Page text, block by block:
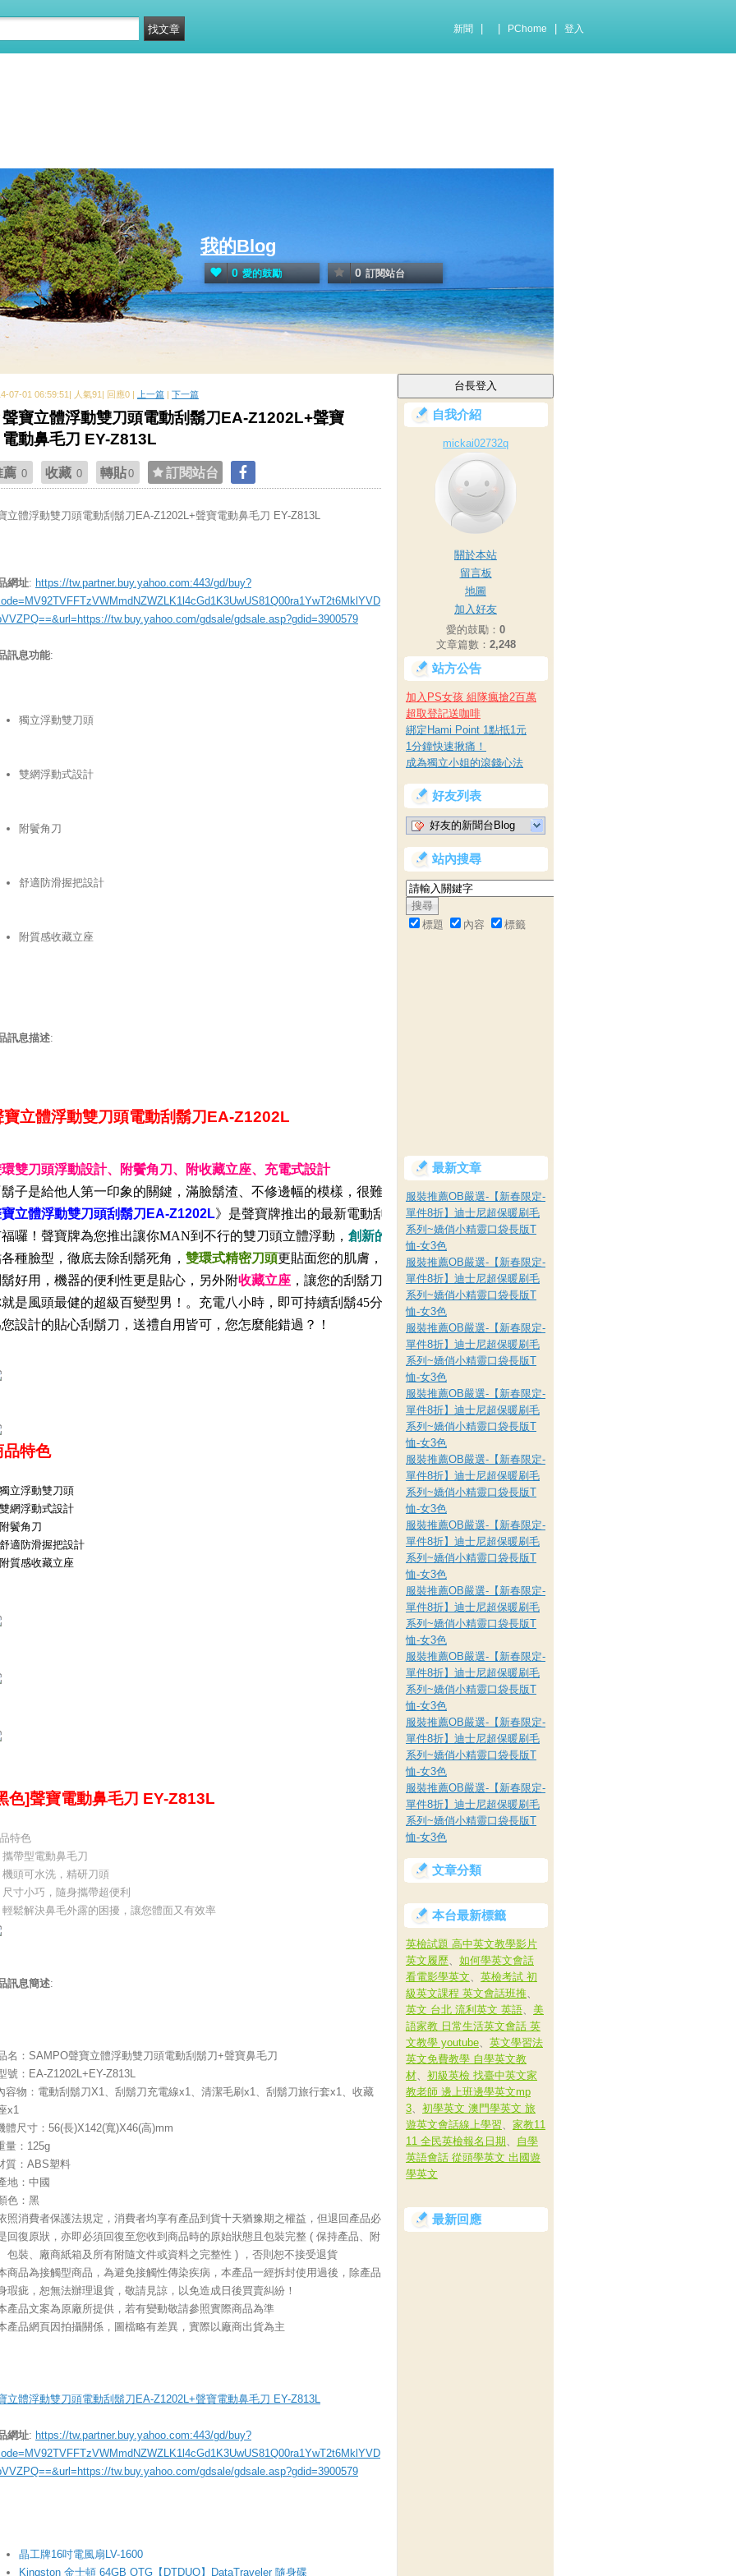
新聞 PChome 登入
我的Blog
0 愛的鼓勵 0 訂閱站台
07-01 06:59:51| 人氣91| 回應0 | 上一篇 | 下一篇
聲寶立體浮動雙刀頭電動刮鬍刀EA-Z1202L+聲寶
電動鼻毛刀 EY-Z813L
薦 0 收藏 0 轉貼0 訂閱站台
立體浮動雙刀頭電動刮鬍刀EA-Z1202L+聲寶電動鼻毛刀 EY-Z813L
網址: https://tw.partner.buy.yahoo.com:443/gd/buy?
tw.buy.yahoo.com/gdsale/gdsale.asp?gdid=3900579
訊息功能:
獨立浮動雙刀頭
雙網浮動式設計
附鬢角刀
舒適防滑握把設計
附質感收藏立座
訊息描述:
寶立體浮動雙刀頭電動刮鬍刀EA-Z1202L
雙刀頭浮動設計、附鬢角刀、附收藏立座、充電式設計
子是給他人第一印象的關鍵，滿臉鬍渣、不修邊幅的模樣，很難給人好的印象。』
立體浮動雙刀頭刮鬍刀 EA-Z1202L》是聲寶牌推出的最新電動刮鬍刀機種之一，型男們
囉！聲寶牌為您推出讓你MAN到不行的雙刀頭立體浮動， 創新的彈性浮動雙刀頭，緊
種臉型，徹底去除刮鬍死角， 雙環式精密刀頭更貼面您的肌膚，讓修容效率更高，不但
好用，機器的便利性更是貼心，另外附收藏立座 ，讓您的刮鬍刀更顯質感。走上街頭，
是風頭最健的超級百變型男！。充電八小時，即可持續刮鬍45分鐘。
設計的貼心刮鬍刀，送禮自用皆可，您怎麼能錯過？！
品特色
立浮動雙刀頭
網浮動式設計
鬢角刀
適防滑握把設計
質感收藏立座
色]聲寶電動鼻毛刀 EY-Z813L
特色
帶型電動鼻毛刀
頭可水洗，精研刀頭
寸小巧，隨身攜帶超便利
鬆解決鼻毛外露的困擾，讓您體面又有效率
訊息簡述:
名：SAMPO聲寶立體浮動雙刀頭電動刮鬍刀+聲寶鼻毛刀
號：EA-Z1202L+EY-Z813L
容物：電動刮鬍刀X1、刮鬍刀充電線x1、清潔毛刷x1、刮鬍刀旅行套x1、收藏
x1
體尺寸：56(長)X142(寬)X46(高)mm
量：125g
質：ABS塑料
地：中國
色：黑
照消費者保護法規定，消費者均享有產品到貨十天猶豫期之權益，但退回產品必
回復原狀，亦即必須回復至您收到商品時的原始狀態且包裝完整 ( 保持產品、附
包裝、廠商紙箱及所有附隨文件或資料之完整性 ) ，否則恕不接受退貨
商品為接觸型商品，為避免接觸性傳染疾病，本產品一經拆封使用過後，除產品
瑕疵，恕無法辦理退貨，敬請見諒，以免造成日後買賣糾紛！
產品文案為原廠所提供，若有變動敬請參照實際商品為準
產品網頁因拍攝關係，圖檔略有差異，實際以廠商出貨為主
立體浮動雙刀頭電動刮鬍刀EA-Z1202L+聲寶電動鼻毛刀 EY-Z813L
網址: https://tw.partner.buy.yahoo.com:443/gd/buy?
tw.buy.yahoo.com/gdsale/gdsale.asp?gdid=3900579
晶工牌16吋電風扇LV-1600
Kingston 金士頓 64GB OTG【DTDUO】DataTraveler 隨身碟
自我介紹
mickai02732q
關於本站
留言板
地圖
加入好友
愛的鼓勵： 0
文章篇數： 2,248
站方公告
加入PS女孩 組隊瘋搶2百萬
超取登記送咖啡
綁定Hami Point 1點抵1元
1分鐘快速揪痛！
成為獨立小姐的滾錢心法
好友列表
好友的新聞台Blog
站內搜尋
標題 內容 標籤
最新文章
服裝推薦OB嚴選-【新春限定-
單件8折】迪士尼超保暖刷毛
系列~嬌俏小精靈口袋長版T
恤-女3色
服裝推薦OB嚴選-【新春限定-
單件8折】迪士尼超保暖刷毛
系列~嬌俏小精靈口袋長版T
恤-女3色
服裝推薦OB嚴選-【新春限定-
單件8折】迪士尼超保暖刷毛
系列~嬌俏小精靈口袋長版T
恤-女3色
服裝推薦OB嚴選-【新春限定-
單件8折】迪士尼超保暖刷毛
系列~嬌俏小精靈口袋長版T
恤-女3色
服裝推薦OB嚴選-【新春限定-
單件8折】迪士尼超保暖刷毛
系列~嬌俏小精靈口袋長版T
恤-女3色
服裝推薦OB嚴選-【新春限定-
單件8折】迪士尼超保暖刷毛
系列~嬌俏小精靈口袋長版T
恤-女3色
服裝推薦OB嚴選-【新春限定-
單件8折】迪士尼超保暖刷毛
系列~嬌俏小精靈口袋長版T
恤-女3色
服裝推薦OB嚴選-【新春限定-
單件8折】迪士尼超保暖刷毛
系列~嬌俏小精靈口袋長版T
恤-女3色
服裝推薦OB嚴選-【新春限定-
單件8折】迪士尼超保暖刷毛
系列~嬌俏小精靈口袋長版T
恤-女3色
服裝推薦OB嚴選-【新春限定-
單件8折】迪士尼超保暖刷毛
系列~嬌俏小精靈口袋長版T
恤-女3色
文章分類
本台最新標籤
英檢試題 高中英文教學影片
英文履歷、 如何學英文會話
看電影學英文、 英檢考試 初
級英文課程 英文會話班推、
英文 台北 流利英文 英語、 美
語家教 日常生活英文會話 英
文教學 youtube、 英文學習法
英文免費教學 自學英文教
材、 初級英檢 找臺中英文家
教老師 邊上班邊學英文mp
3、 初學英文 澳門學英文 旅
遊英文會話線上學習、 家教11
11 全民英檢報名日期、 自學
英語會話 從頭學英文 出國遊
學英文
最新回應